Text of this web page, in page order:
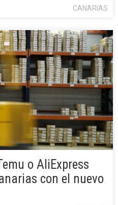
CANARIAS
o AliExpress
con el nuevo